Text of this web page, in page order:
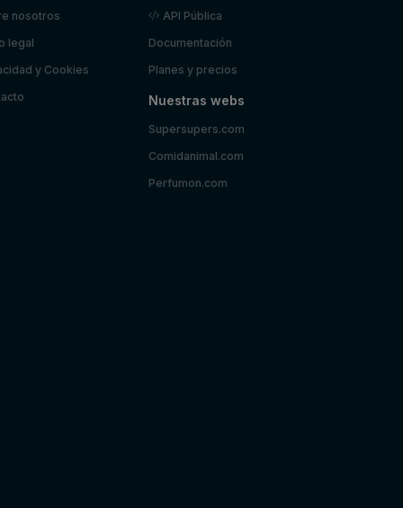
nosotros
legal
y Cookies
API Pública
Documentación
Planes y precios
Nuestras webs
Supersupers.com
Comidanimal.com
Perfumon.com